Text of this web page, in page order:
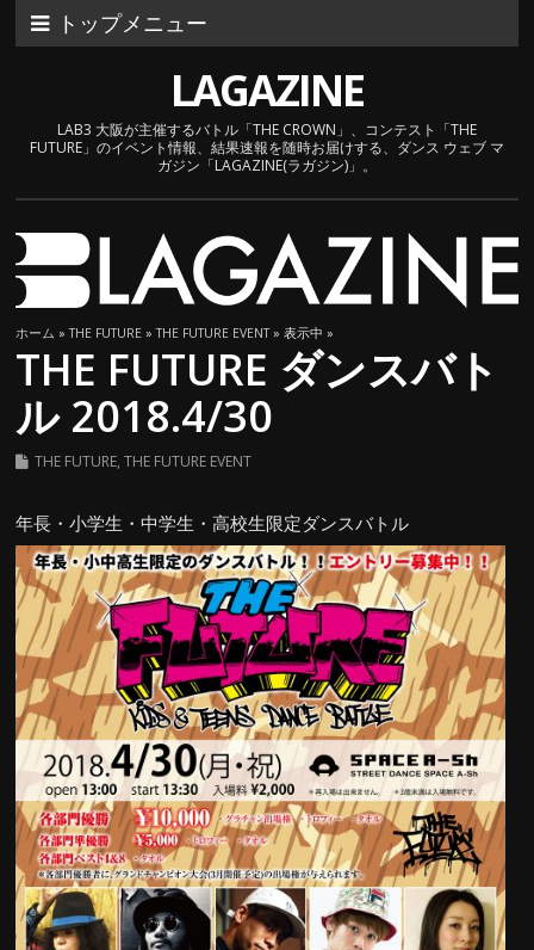
トップメニュー
LAGAZINE
LAB3 大阪が主催するバトル「THE CROWN」、コンテスト「THE
FUTURE」のイベント情報、結果速報を随時お届けする、ダンス ウェブ マ
ガジン「LAGAZINE(ラガジン)」。
ホーム »THE FUTURE »THE FUTURE EVENT» 表示中 »
THE FUTURE ダンスバト
ル 2018.4/30
THE FUTURE,THE FUTURE EVENT
年長・小学生・中学生・高校生限定ダンスバトル